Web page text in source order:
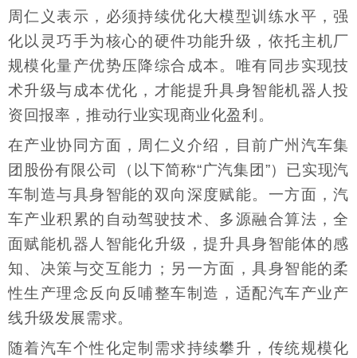
周仁义表示，必须持续优化大模型训练水平，强
化以灵巧手为核心的硬件功能升级，依托主机厂
规模化量产优势压降综合成本。唯有同步实现技
术升级与成本优化，才能提升具身智能机器人投
资回报率，推动行业实现商业化盈利。
在产业协同方面，周仁义介绍，目前广州汽车集
团股份有限公司（以下简称“广汽集团”）已实现汽
车制造与具身智能的双向深度赋能。一方面，汽
车产业积累的自动驾驶技术、多源融合算法，全
面赋能机器人智能化升级，提升具身智能体的感
知、决策与交互能力；另一方面，具身智能的柔
性生产理念反向反哺整车制造，适配汽车产业产
线升级发展需求。
随着汽车个性化定制需求持续攀升，传统规模化